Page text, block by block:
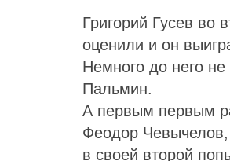
Григорий Гусев во
оценили и он
Немного до него
Пальмин.
А первым первым
Феодор
в своей второй